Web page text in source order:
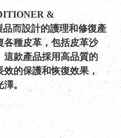
&
而設計的護理和修復產
各種皮革，包括皮革沙
這款產品採用高品質的
的保護和恢復效果，
。